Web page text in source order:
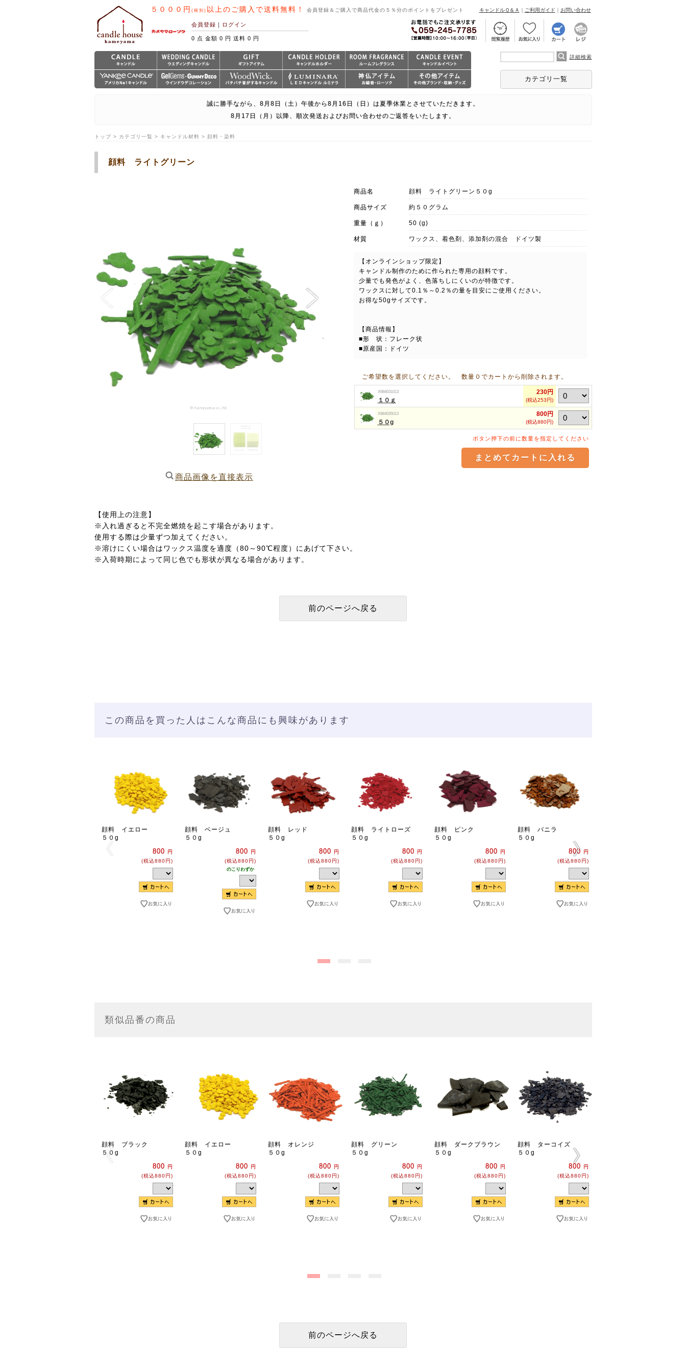
５０００円 (税別) 以上のご購入で送料無料！ 会員登録＆ご購入で商品代金の５％分のポイントをプレゼント キャンドルＱ＆Ａ ｜ ご利用ガイド ｜ お問い合わせ
会員登録 ｜ ログイン
0 点 金額 0 円 送料 0 円
詳細検索
カテゴリ一覧
誠に勝手ながら、8月8日（土）午後から8月16日（日）は夏季休業とさせていただきます。
8月17日（月）以降、順次発送およびお問い合わせのご返答をいたします。
トップ > カテゴリ一覧 > キャンドル材料 > 顔料・染料
顔料 ライトグリーン
商品画像を直接表示
商品名 顔料 ライトグリーン５０g
商品サイズ 約５０グラム
重量（ｇ） 50 (g)
材質 ワックス、着色剤、添加剤の混合 ドイツ製
【オンラインショップ限定】
キャンドル制作のために作られた専用の顔料です。
少量でも発色がよく、色落ちしにくいのが特徴です。
ワックスに対して0.1％～0.2％の量を目安にご使用ください。
お得な50gサイズです。
【商品情報】
■形 状：フレーク状
■原産国：ドイツ
ご希望数を選択してください。 数量０でカートから削除されます。
X984031013
１０ｇ
230円
(税込253円)
X984035013
５０g
800円
(税込880円)
ボタン押下の前に数量を指定してください
【使用上の注意】
※入れ過ぎると不完全燃焼を起こす場合があります。
使用する際は少量ずつ加えてください。
※溶けにくい場合はワックス温度を適度（80～90℃程度）にあげて下さい。
※入荷時期によって同じ色でも形状が異なる場合があります。
この商品を買った人はこんな商品にも興味があります
顔料 イエロー
５０g
800
円
(税込880円)
顔料 ベージュ
５０g
800
円
(税込880円)
のこりわずか
顔料 レッド
５０g
800
円
(税込880円)
顔料 ライトローズ
５０g
800
円
(税込880円)
顔料 ピンク
５０g
800
円
(税込880円)
顔料 バニラ
５０g
800
円
(税込880円)
類似品番の商品
顔料 ブラック
５０g
800
円
(税込880円)
顔料 イエロー
５０g
800
円
(税込880円)
顔料 オレンジ
５０g
800
円
(税込880円)
顔料 グリーン
５０g
800
円
(税込880円)
顔料 ダークブラウン
５０g
800
円
(税込880円)
顔料 ターコイズ
５０g
800
円
(税込880円)